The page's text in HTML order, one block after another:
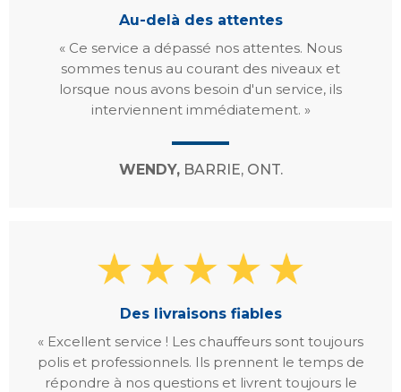
Au-delà des attentes
« Ce service a dépassé nos attentes. Nous
sommes tenus au courant des niveaux et
lorsque nous avons besoin d'un service, ils
interviennent immédiatement. »
WENDY,BARRIE, ONT.
Des livraisons fiables
« Excellent service ! Les chauffeurs sont toujours
polis et professionnels. Ils prennent le temps de
répondre à nos questions et livrent toujours le